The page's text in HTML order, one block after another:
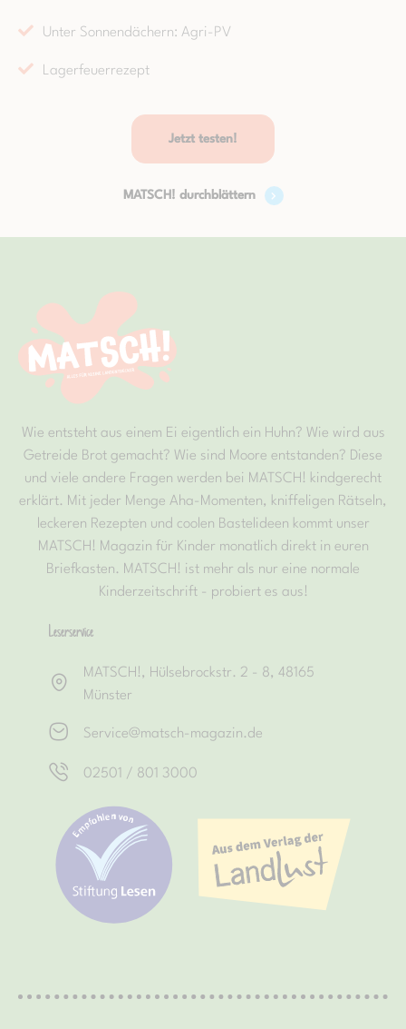
Unter Sonnendächern: Agri-PV
Lagerfeuerrezept
Jetzt testen!
MATSCH! durchblättern
Wie entsteht aus einem Ei eigentlich ein Huhn? Wie wird aus
Getreide Brot gemacht? Wie sind Moore entstanden? Diese
und viele andere Fragen werden bei MATSCH! kindgerecht
erklärt. Mit jeder Menge Aha-Momenten, kniffeligen Rätseln,
leckeren Rezepten und coolen Bastelideen kommt unser
MATSCH! Magazin für Kinder monatlich direkt in euren
Briefkasten. MATSCH! ist mehr als nur eine normale
Kinderzeitschrift - probiert es aus!
Leserservice
MATSCH!, Hülsebrockstr. 2 - 8, 48165
Münster
Service@matsch-magazin.de
02501 / 801 3000